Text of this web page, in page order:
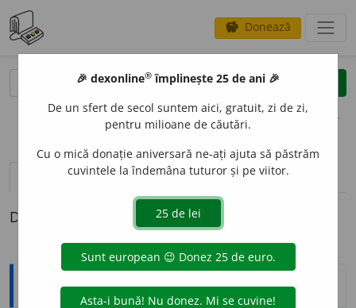
savings Donează
clear
opțiuni
definiții (1) pronunțievolume_up (50)
Definiția cu ID-ul 15157:
Explicative DEX
🎉 dexonline® împlinește 25 de ani 🎉
De un sfert de secol suntem aici, gratuit, zi de zi,
pentru milioane de căutări.
Cu o mică donație aniversară ne-ați ajuta să păstrăm
cuvintele la îndemâna tuturor și pe viitor.